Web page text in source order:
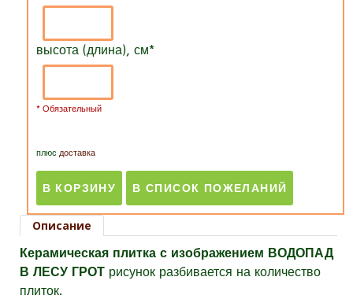
высота (длина), см*
* Обязательный
плюс доставка
Описание
Керамическая плитка с изображением ВОДОПАД
В ЛЕСУ ГРОТ рисунок разбивается на количество
плиток.